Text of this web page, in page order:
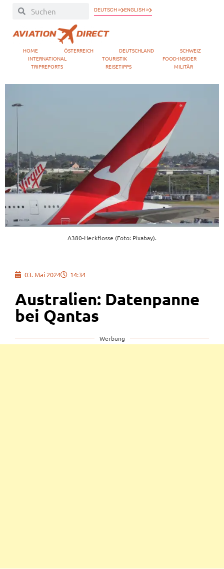
DEUTSCH » ENGLISH »
HOME ÖSTERREICH DEUTSCHLAND
SCHWEIZ
INTERNATIONAL
TOURISTIK
FOOD-INSIDER
TRIPREPORTS
REISETIPPS MILITÄR
A380-Heckflosse (Foto: Pixabay).
03. Mai 2024 14:34
Australien: Datenpanne
bei Qantas
Werbung